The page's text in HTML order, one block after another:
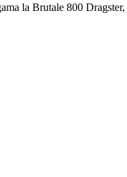
la Brutale 800 Dragster,